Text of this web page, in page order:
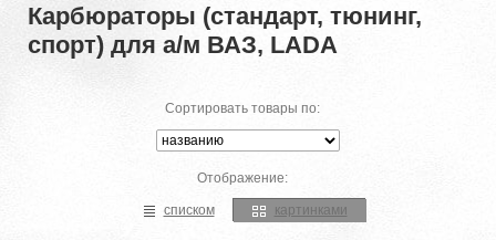
Карбюраторы (стандарт, тюнинг,
спорт) для а/м ВАЗ, LADA
Сортировать товары по:
Отображение:
списком картинками